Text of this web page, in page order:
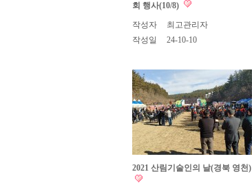
회 행사(10/8)
작성자
최고관리자
작성일
24-10-10
2021 산림기술인의 날(경북 영천)